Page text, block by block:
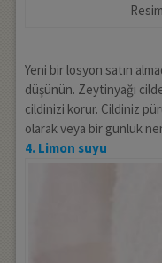
Yeni bir losyon satın
düşünün. Zeytinyağı
cildinizi korur. Cildiniz
olarak veya bir günlük
4. Limon suyu